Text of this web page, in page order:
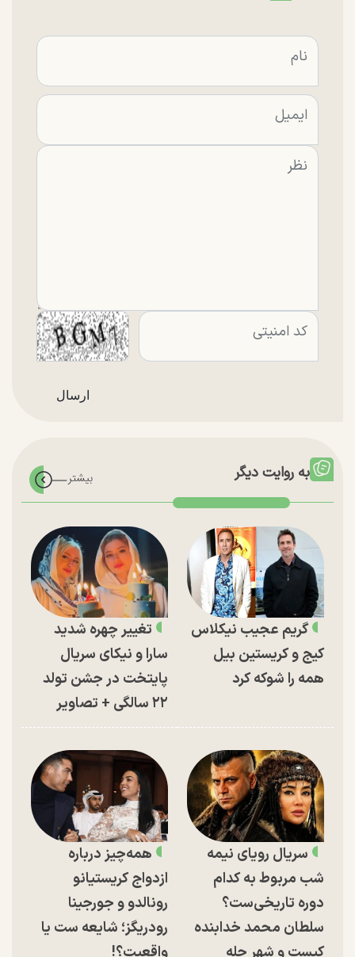
به روایت دیگر
گریم عجیب نیکلاس
کیج و کریستین بیل
همه را شوکه کرد
تغییر چهره شدید
سارا و نیکای سریال
پایتخت در جشن تولد
۲۲ سالگی + تصاویر
سریال رویای نیمه
شب مربوط به کدام
دوره تاریخی‌ست؟
سلطان محمد خدابنده
کیست و شهر حله
همه‌چیز درباره
ازدواج کریستیانو
رونالدو و جورجینا
رودریگز؛ شایعه ست یا
واقعیت؟!